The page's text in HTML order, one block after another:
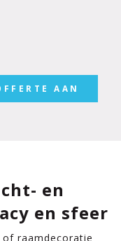
AAN
en
en sfeer
raamdecoratie